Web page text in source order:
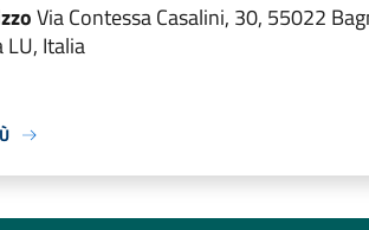
Via Contessa Casalini, 30, 55022
LU, Italia